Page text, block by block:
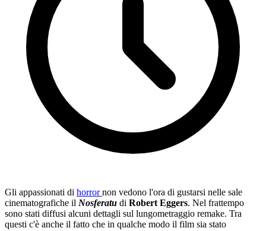
Gli appassionati di horrornon vedono l'ora di gustarsi nelle sale
cinematografiche il Nosferatu di Robert Eggers. Nel frattempo
sono stati diffusi alcuni dettagli sul lungometraggio remake. Tra
questi c'è anche il fatto che in qualche modo il film sia stato